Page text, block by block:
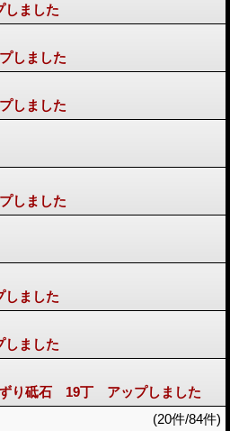
ました
しました
しました
しました
ました
ました
り砥石 19丁 アップしました
(20件/84件)